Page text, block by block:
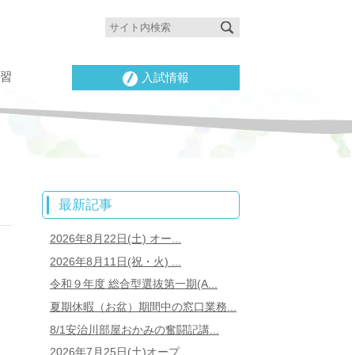
入試情報
最新記事
2026年8月22日(土) オー...
2026年8月11日(祝・火) ...
令和９年度 総合型選抜第一期(A...
夏期休暇（お盆）期間中の窓口業務...
8/1安治川部屋おかみの奮闘記講...
2026年7月25日(土)オープ...